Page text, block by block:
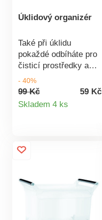
160 x 155 mm.
Úklidový organizér
Také při úklidu
pokaždé odbíháte pro
čisticí prostředky a
práce tak nemá
konce? Úklidový
organizér je praktický
potřebujete.Pohodlně
pojme několik
prostředků, kartáče,
- 40%
99 Kč
59 Kč
Skladem 4 ks